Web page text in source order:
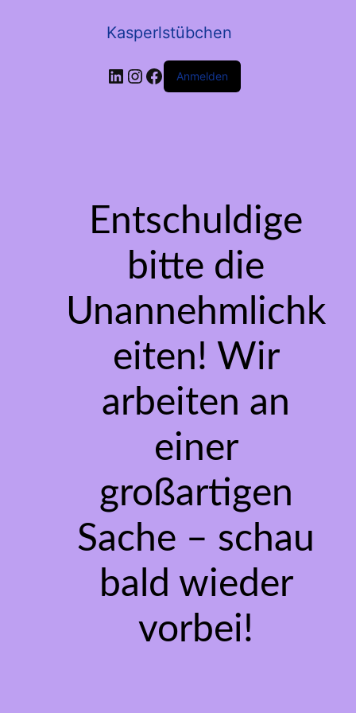
Kasperlstübchen
LinkedIn
Instagram
Facebook
Anmelden
Entschuldige
bitte die
Unannehmlichk
eiten! Wir
arbeiten an
einer
großartigen
Sache – schau
bald wieder
vorbei!